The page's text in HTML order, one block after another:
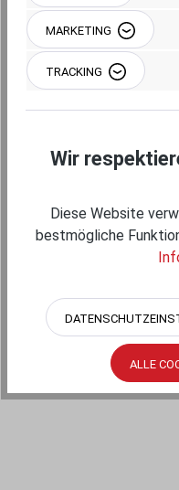
Bundesweiter Vor-
Fahrzeuge und
Ihrer RAM Mounts
Jetzt anfragen
Produktkatalog:
Buyers Guide:
Beschreibung
MARKETING
TRACKING
Wir
Diese Website
bestmögliche
ALLE